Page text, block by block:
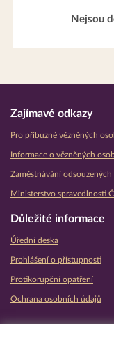
Nejsou
Zajímavé odkazy
Pro příbuzné vězněných
Informace o vězněných
Zaměstnávání odsouzených
Ministerstvo spravedlnosti
Důležité informace
Úřední deska
Prohlášení o přístupnosti
Protikorupční opatření
Ochrana osobních údajů